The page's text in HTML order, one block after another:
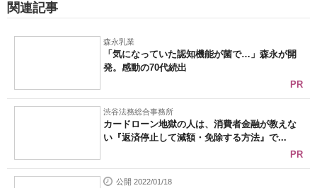
関連記事
森永乳業
「気になっていた認知機能が菌で…」森永が開
発。感動の70代続出
PR
渋谷法務総合事務所
カードローン地獄の人は、消費者金融が教えな
い『返済停止して減額・免除する方法』で...
PR
公開 2022/01/18